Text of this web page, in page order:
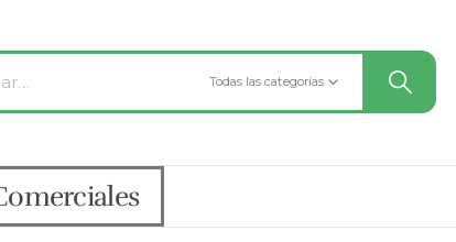
Todas las categorías